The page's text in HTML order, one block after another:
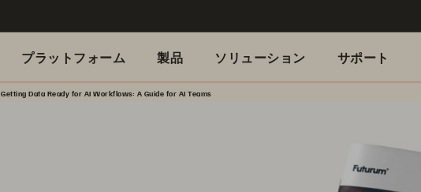
プラットフォーム 製品 ソリューション サポート
Getting Data Ready for AI Workflows: A Guide for AI Teams